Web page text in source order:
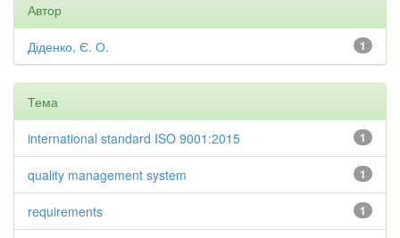
Автор
1
Діденко, Є. О.
Тема
1
international standard ISO 9001:2015
1
quality management system
1
requirements